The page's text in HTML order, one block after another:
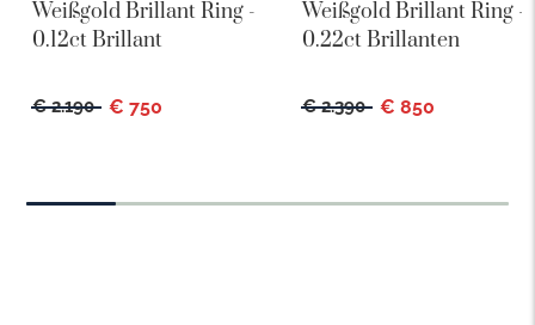
Weißgold Brillant Ring -
0.12ct Brillant
€ 2.190 € 750
Weißgold Brillant Ring -
0.22ct Brillanten
€ 2.390 € 850